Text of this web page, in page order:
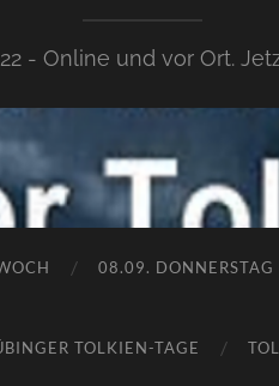
- Online und vor Ort.
08.09. DONNERSTAG
TOLKIEN-TAGE